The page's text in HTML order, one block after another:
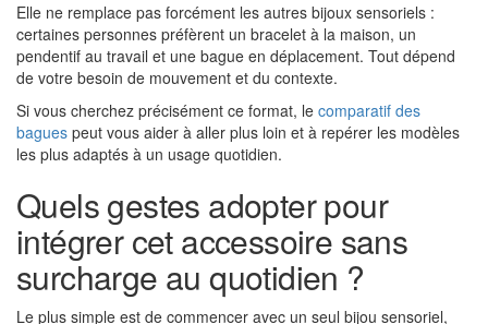
Elle ne remplace pas forcément les autres bijoux sensoriels :
certaines personnes préfèrent un bracelet à la maison, un
pendentif au travail et une bague en déplacement. Tout dépend
de votre besoin de mouvement et du contexte.
Si vous cherchez précisément ce format, le comparatif des
bagues peut vous aider à aller plus loin et à repérer les modèles
les plus adaptés à un usage quotidien.
Quels gestes adopter pour
intégrer cet accessoire sans
surcharge au quotidien ?
Le plus simple est de commencer avec un seul bijou sensoriel,